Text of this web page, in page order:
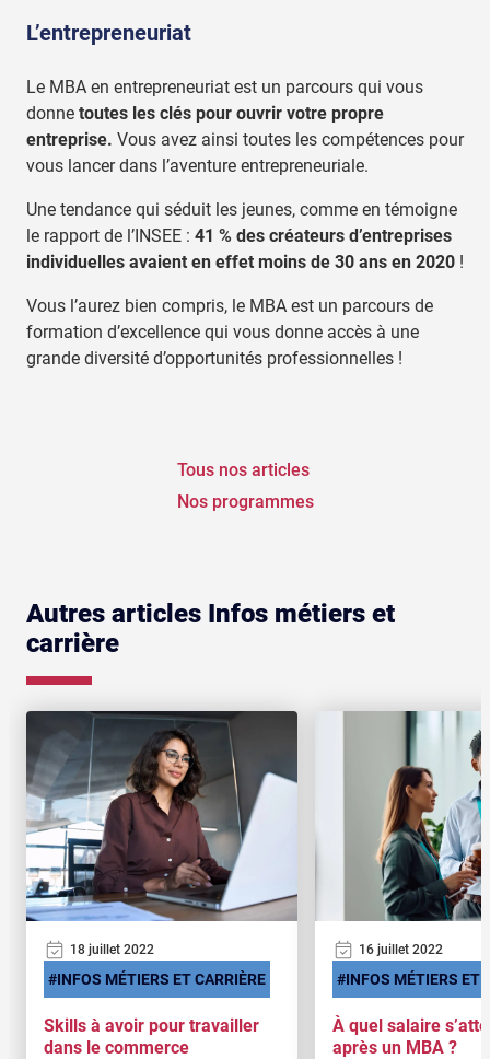
L’entrepreneuriat
Le MBA en entrepreneuriat est un parcours qui vous
donne toutes les clés pour ouvrir votre propre
entreprise. Vous avez ainsi toutes les compétences pour
vous lancer dans l’aventure entrepreneuriale.
Une tendance qui séduit les jeunes, comme en témoigne
le rapport de l’INSEE : 41 % des créateurs d’entreprises
individuelles avaient en effet moins de 30 ans en 2020 !
Vous l’aurez bien compris, le MBA est un parcours de
formation d’excellence qui vous donne accès à une
grande diversité d’opportunités professionnelles !
Tous nos articles
Nos programmes
Autres articles Infos métiers et
carrière
INFOS MÉTIERS ET CARRIÈRE
18 juillet 2022
Skills à avoir pour travailler
dans le commerce
INFOS MÉTIERS ET
16 juillet 2022
À quel salaire
après un MBA ?